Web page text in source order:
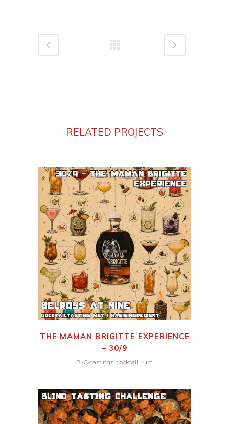
RELATED PROJECTS
THE MAMAN BRIGITTE EXPERIENCE
– 30/9
B2C-tastings, cocktail, rum